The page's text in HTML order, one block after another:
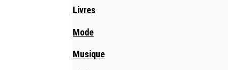
Livres
Mode
Musique